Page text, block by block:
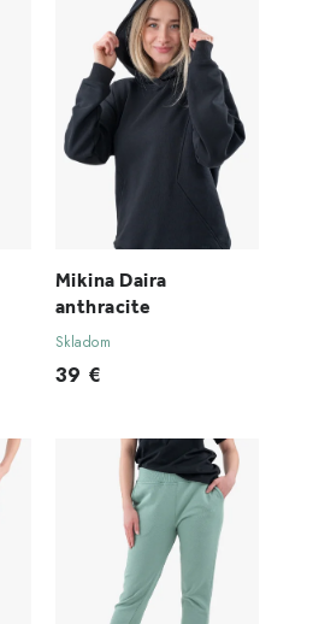
Mikina Daira
anthracite
Skladom
39 €